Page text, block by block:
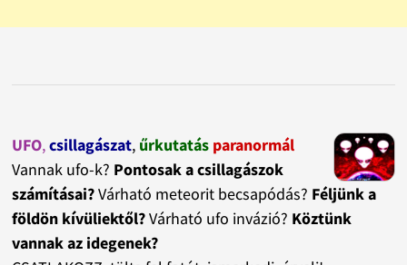
UFO,csillagászat, űrkutatás paranormál
Vannak ufo-k? Pontosak a csillagászok
számításai?Várható meteorit becsapódás? Féljünk a
földön kívüliektől?Várható ufo invázió? Köztünk
vannak az idegenek?